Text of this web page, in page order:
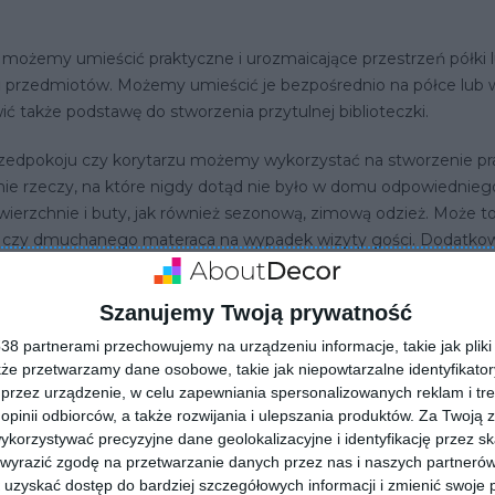
Szanujemy Twoją prywatność
partnerami przechowujemy na urządzeniu informacje, takie jak
przetwarzamy dane osobowe, takie jak niepowtarzalne
przez urządzenie, w celu zapewniania spersonalizowanych reklam i
odbiorców, a także rozwijania i ulepszania produktów. Za Twoją
precyzyjne dane geolokalizacyjne i identyfikację przez
zgodę na przetwarzanie danych przez nas i naszych
dostęp do bardziej szczegółowych informacji i zmienić swoje
umieścić praktyczne i urozmaicające przestrzeń
Możemy umieścić je bezpośrednio na półce lub
także podstawę do stworzenia przytulnej biblioteczki.
czy korytarzu możemy wykorzystać na stworzenie
rzeczy, na które nigdy dotąd nie było w domu
i buty, jak również sezonową, zimową odzież. Może
dmuchanego materaca na wypadek wizyty gości.
i rowery oraz akcesoria turystyczne, takie jak karimaty
może zmienić się także w przytulny kącik dla psa.
w pobliżu. Wygospodarowanie pod schodami dodatkowego
nasz zwierzak będzie miał w domu swój własny pokój!